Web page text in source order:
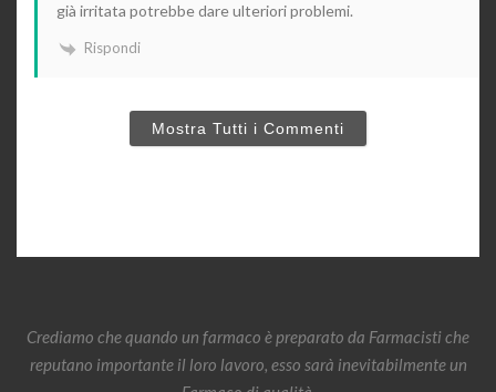
già irritata potrebbe dare ulteriori problemi.
Rispondi
Mostra Tutti i Commenti
Crediamo che quando un farmaco è preparato da Farmacisti che
reputano importante il loro lavoro, esso sarà inevitabilmente un